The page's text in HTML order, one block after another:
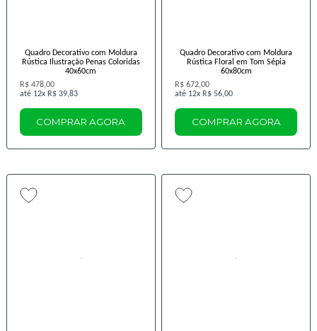
Quadro Decorativo com Moldura
Rústica Ilustração Penas Coloridas
40x60cm
R$ 478,00
12x R$ 39,83
COMPRAR AGORA
Quadro Decorativo com Moldura
Rústica Floral em Tom Sépia
60x80cm
R$ 672,00
12x R$ 56,00
COMPRAR AGORA